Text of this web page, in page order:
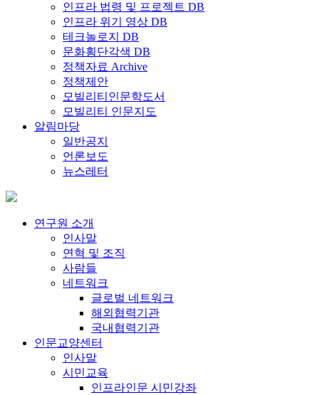
인프라 법령 및 프로젝트 DB
인프라 위기 영상 DB
테크놀로지 DB
문화횡단각색 DB
정책자료 Archive
정책제안
모빌리티인문학도서
모빌리티 인문지도
알림마당
일반공지
언론보도
뉴스레터
연구원 소개
인사말
연혁 및 조직
사람들
네트워크
글로벌 네트워크
해외협력기관
국내협력기관
인문교양센터
인사말
시민교육
인프라인문 시민강좌